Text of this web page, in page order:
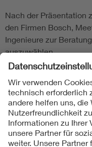
Nach der Präsentation
den Firmen Bosch,
Ingenieure zur
auszuwählen.
Als erster Gewinner
Lisa Mai, Rosario
zweite Gewinner ist
und der dritte